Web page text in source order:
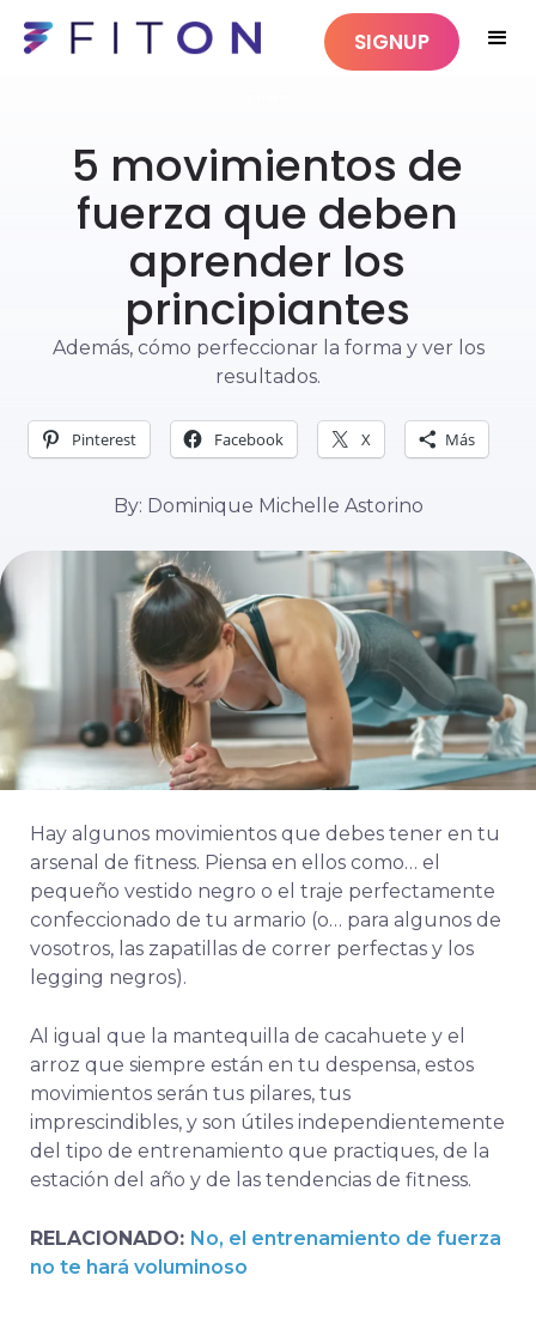
SIGNUP
5 movimientos de
fuerza que deben
aprender los
principiantes
Además, cómo perfeccionar la forma y ver los
resultados.
Pinterest Facebook X Más
By: Dominique Michelle Astorino
Hay algunos movimientos que debes tener en tu
arsenal de fitness. Piensa en ellos como… el
pequeño vestido negro o el traje perfectamente
confeccionado de tu armario (o… para algunos de
vosotros, las zapatillas de correr perfectas y los
legging negros).
Al igual que la mantequilla de cacahuete y el
arroz que siempre están en tu despensa, estos
movimientos serán tus pilares, tus
imprescindibles, y son útiles independientemente
del tipo de entrenamiento que practiques, de la
estación del año y de las tendencias de fitness.
RELACIONADO: No, el entrenamiento de fuerza
no te hará voluminoso